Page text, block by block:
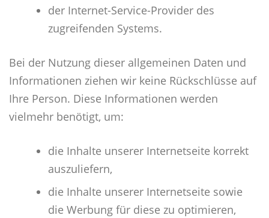
der Internet-Service-Provider des
zugreifenden Systems.
Bei der Nutzung dieser allgemeinen Daten und
Informationen ziehen wir keine Rückschlüsse auf
Ihre Person. Diese Informationen werden
vielmehr benötigt, um:
die Inhalte unserer Internetseite korrekt
auszuliefern,
die Inhalte unserer Internetseite sowie
die Werbung für diese zu optimieren,